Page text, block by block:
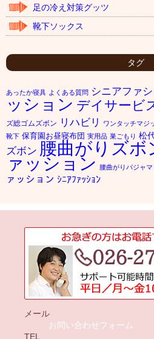
足の冷え対策グッツ
靴下ソックス
タグ
あったか寝具 よくある質問 シニアファ
ッション デイサービ
ズ総ゴムズボン
リハビリ ワンタッチマジ
靴下 保育園お昼寝布団 実用品 巣ごもり 松
ズボン 腰曲がりズボ
ァッション 腰曲がりパジャマ
ァッション ｼﾆｱﾌｧｯｼｮﾝ
メール
お問い合わせフォーム
TEL